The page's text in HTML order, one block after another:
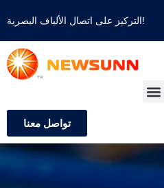
التركيز على اتصال الألياف البصرية!
تواصل معنا